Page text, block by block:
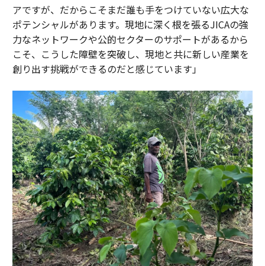
アですが、だからこそまだ誰も手をつけていない広大な
ポテンシャルがあります。現地に深く根を張るJICAの強
力なネットワークや公的セクターのサポートがあるから
こそ、こうした障壁を突破し、現地と共に新しい産業を
創り出す挑戦ができるのだと感じています」